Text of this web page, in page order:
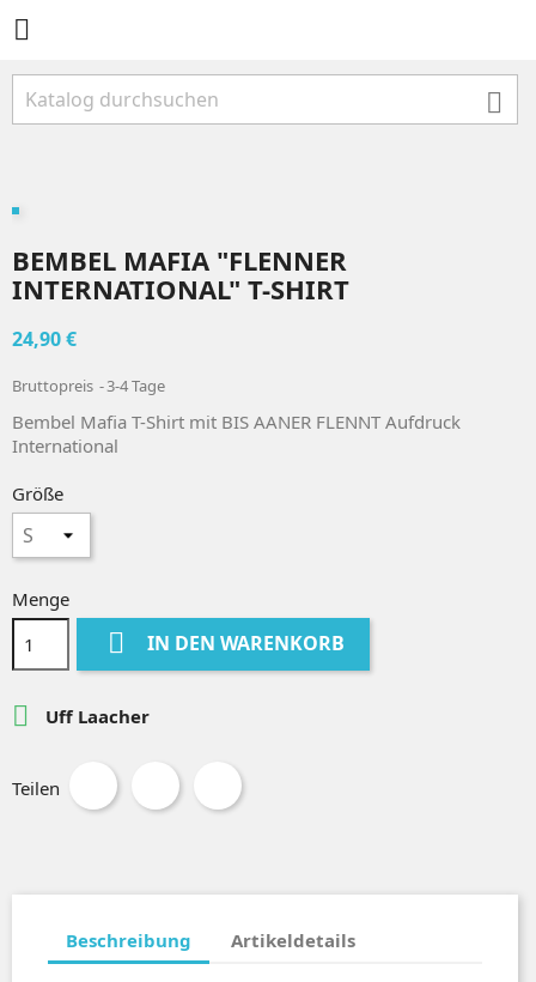


BEMBEL MAFIA "FLENNER
INTERNATIONAL" T-SHIRT
24,90 €
Bruttopreis 3-4 Tage
Bembel Mafia T-Shirt mit BIS AANER FLENNT Aufdruck
International
Größe
Menge
 IN DEN WARENKORB
 Uff Laacher
Teilen
Beschreibung Artikeldetails